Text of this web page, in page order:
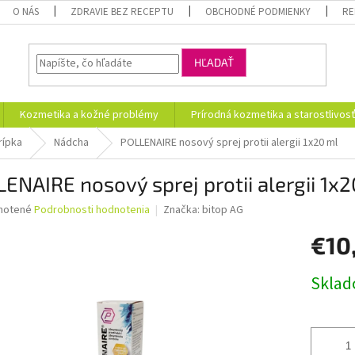
O NÁS ZDRAVIE BEZ RECEPTU OBCHODNÉ PODMIENKY
HĽADAŤ
Kozmetika a kožné problémy Prírodná kozmetika a starostlivosť
Nádcha POLLENAIRE nosový sprej protii alergii 1x20 ml
nosový sprej protii alergii
Podrobnosti hodnotenia Značka: bitop AG
cena: